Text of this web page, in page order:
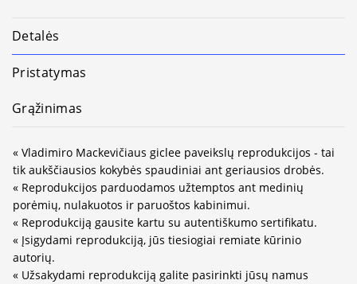
Detalės
Pristatymas
Grąžinimas
« Vladimiro Mackevičiaus giclee paveikslų reprodukcijos - tai
tik aukščiausios kokybės spaudiniai ant geriausios drobės.
« Reprodukcijos parduodamos užtemptos ant medinių
porėmių, nulakuotos ir paruoštos kabinimui.
« Reprodukciją gausite kartu su autentiškumo sertifikatu.
« Įsigydami reprodukciją, jūs tiesiogiai remiate kūrinio
autorių.
« Užsakydami reprodukciją galite pasirinkti jūsų namus